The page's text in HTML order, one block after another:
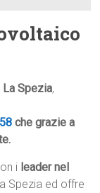
Spezia,
che grazie a
i leader nel
Spezia ed offre